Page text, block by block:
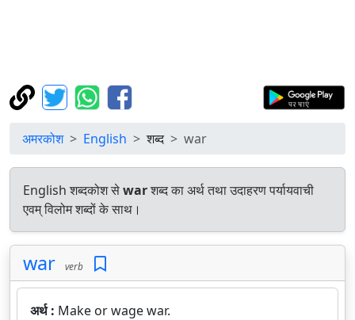
अमरकोश English शब्द war
English शब्दकोश सेwarशब्द का अर्थ तथा उदाहरण पर्यायवाची
एवम् विलोम शब्दों के साथ।
war verb
अर्थ : Make or wage war.